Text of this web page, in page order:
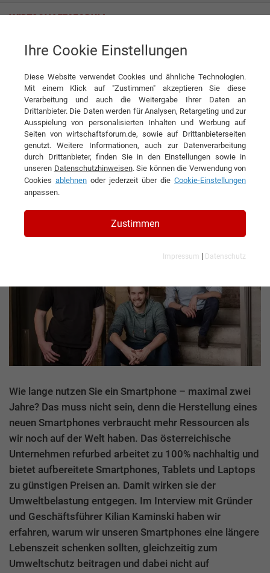
Refurbed GmbH Das Smartphone als Ticket zur Nachhaltigkeit
Interview Refurbed GmbH
DIESEN ARTIKEL EMPFEHLEN
Das Smartphone als Ticket zur
Nachhaltigkeit
Interview mit Kilian Kaminski, Gründer und
Geschäftsführer von Refurbed
Wie lange nutzen Sie ein Smartphone – maximal zwei
Jahre? Das muss nicht sein, denn die Herstellung eines
neuen Smartphones verbraucht mehr Ressourcen als
wir noch auf der Welt haben. Das österreichische
Unternehmen refurbed arbeitet zu 100% nachhaltig und
bietet aufbereitete Smartphones, Tablets und Laptops
zu günstigen Preisen an. Damit wirken sie der
Umweltbelastung entgegen. Im Interview mit Gründer
und Geschäftsführer Kilian Kaminski haben wir
erfahren, warum wir unseren Smartphones eine längere
Lebenszeit schenken sollten, gleichzeitig zum
Umweltschutz beitragen und dabei nicht auf
Ihre Cookie Einstellungen
Diese Website verwendet Cookies und ähnliche Technologien.
Mit einem Klick auf "Zustimmen" akzeptieren Sie diese
Verarbeitung und auch die Weitergabe Ihrer Daten an
Drittanbieter. Die Daten werden für Analysen, Retargeting und zur
Ausspielung von personalisierten Inhalten und Werbung auf
Seiten von wirtschaftsforum.de, sowie auf Drittanbieterseiten
genutzt. Weitere Informationen, auch zur Datenverarbeitung
durch Drittanbieter, finden Sie in den Einstellungen sowie in
unseren Datenschutzhinweisen. Sie können die Verwendung von
Cookies ablehnen oder jederzeit über die Cookie-Einstellungen
anpassen.
Zustimmen
Impressum | Datenschutz